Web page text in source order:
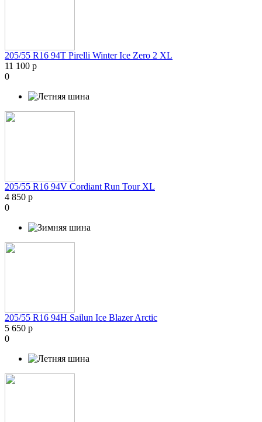
205/55 R16 94T Pirelli Winter Ice Zero 2 XL
11 100 р
0
205/55 R16 94V Cordiant Run Tour XL
4 850 р
0
205/55 R16 94H Sailun Ice Blazer Arctic
5 650 р
0